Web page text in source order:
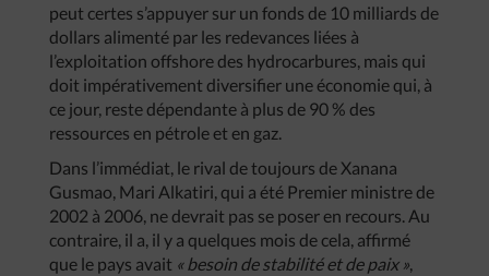
peut certes s’appuyer sur un fonds de 10 milliards de
dollars alimenté par les redevances liées à
l’exploitation offshore des hydrocarbures, mais qui
doit impérativement diversifier une économie qui, à
ce jour, reste dépendante à plus de 90 % des
ressources en pétrole et en gaz.
Dans l’immédiat, le rival de toujours de Xanana
Gusmao, Mari Alkatiri, qui a été Premier ministre de
2002 à 2006, ne devrait pas se poser en recours. Au
contraire, il a, il y a quelques mois de cela, affirmé
que le pays avait « besoin de stabilité et de paix »,